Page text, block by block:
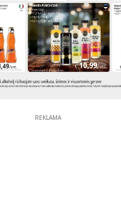
REKLAMA